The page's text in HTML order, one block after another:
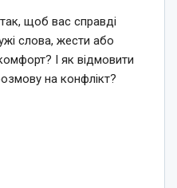
щоб вас справді
слова, жести або
І як відмовити
на конфлікт?